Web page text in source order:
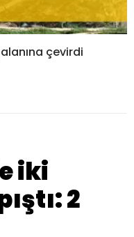
çevirdi
iki
2